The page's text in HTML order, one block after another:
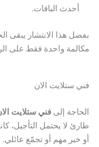
أحدث الباقات.
بفضل هذا الانتشار
مكالمة واحدة فقط على
فني ستلايت الان
الحاجة إلى فني ستلايت
طارئ لا يحتمل التأجيل،
أو خبر مهم أو تجمّع